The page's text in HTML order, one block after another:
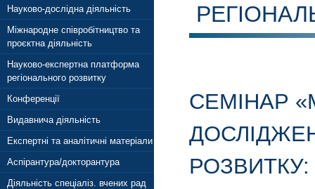
Науково-дослідна діяльність
Міжнародне співробітництво та
проєктна діяльність
Науково-експертна платформа
регіонального розвитку
Конференції
Видавнича діяльність
Експертні та аналітичні матеріали
Аспірантура/докторантура
Діяльність спеціаліз. вчених рад
СЕМІНАР